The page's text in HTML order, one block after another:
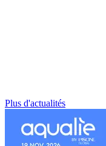
Plus d'actualités